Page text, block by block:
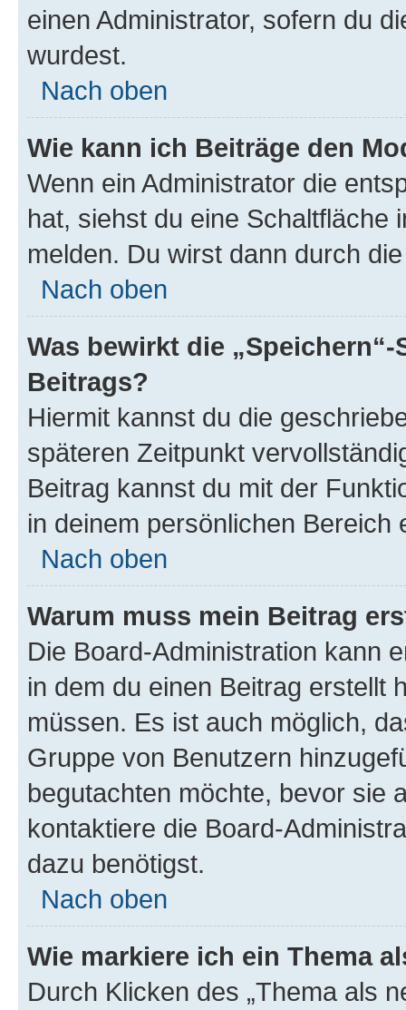
einen Administrator, sofern du
wurdest.
Nach oben
Wie kann ich Beiträge den
Wenn ein Administrator die
hat, siehst du eine Schaltfläche
melden. Du wirst dann durch
Nach oben
Was bewirkt die
Beitrags?
Hiermit kannst du die
späteren Zeitpunkt
Beitrag kannst du mit der
in deinem persönlichen Bereich
Nach oben
Warum muss mein Beitrag
Die Board-Administration kann
in dem du einen Beitrag erstellt
müssen. Es ist auch möglich,
Gruppe von Benutzern
begutachten möchte, bevor sie
kontaktiere die Board-
dazu benötigst.
Nach oben
Wie markiere ich ein Thema
Durch Klicken des „Thema als